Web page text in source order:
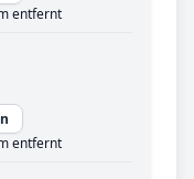
entfernt
entfernt